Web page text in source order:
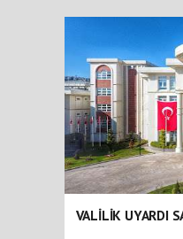
VALİLİK UYARDI